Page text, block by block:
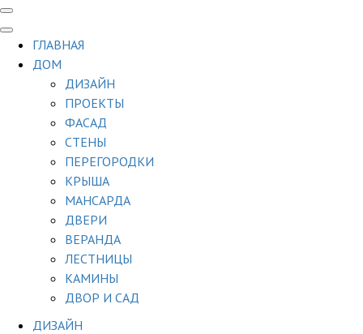
ГЛАВНАЯ
ДОМ
ДИЗАЙН
ПРОЕКТЫ
ФАСАД
СТЕНЫ
ПЕРЕГОРОДКИ
КРЫША
МАНСАРДА
ДВЕРИ
ВЕРАНДА
ЛЕСТНИЦЫ
КАМИНЫ
ДВОР И САД
ДИЗАЙН